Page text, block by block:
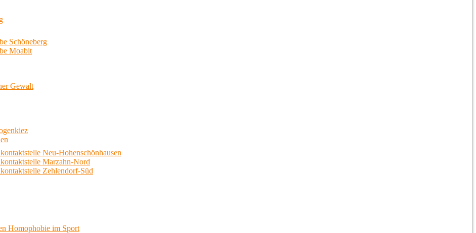
Schöneberg
Moabit
Gewalt
Neu-Hohenschönhausen
Marzahn-Nord
Zehlendorf-Süd
Homophobie im Sport